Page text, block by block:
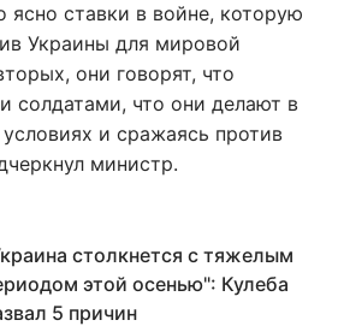
ясно ставки в войне, которую
Украины для мировой
они говорят, что
солдатами, что они делают в
и сражаясь против
министр.
столкнется с тяжелым
этой осенью": Кулеба
5 причин